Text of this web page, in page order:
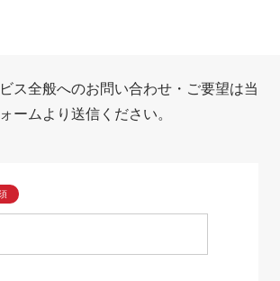
ス全般へのお問い合わせ・ご要望は当
ームより送信ください。